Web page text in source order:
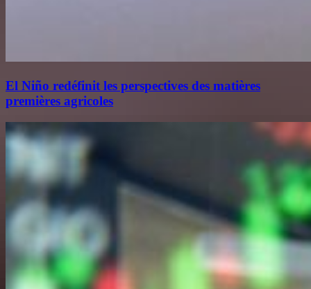
El Niño redéfinit les perspectives des matières
premières agricoles